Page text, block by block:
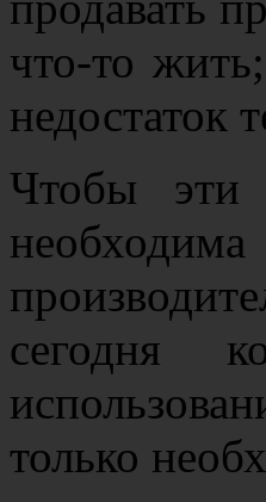
что-то
недостаток
Чтобы эти
сегодня
только